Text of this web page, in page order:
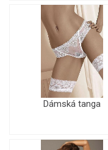
Dámská tanga